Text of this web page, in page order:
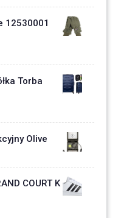
12530001
Torba
Olive
COURT K